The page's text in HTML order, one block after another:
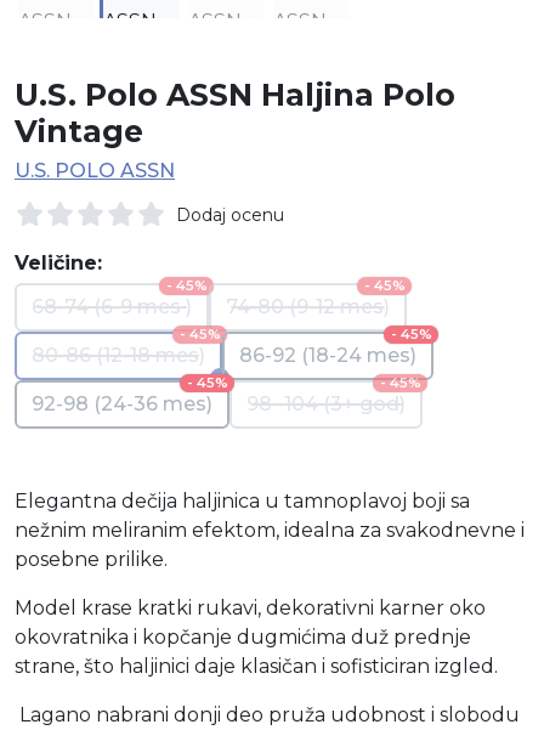
U.S. Polo ASSN Haljina Polo
Vintage
U.S. POLO ASSN
Dodaj ocenu
Veličine:
- 45%
68-74 (6-9 mes )
- 45%
74-80 (9-12 mes)
- 45%
80-86 (12-18 mes)
- 45%
86-92 (18-24 mes)
- 45%
92-98 (24-36 mes)
- 45%
98 -104 (3+ god)
Elegantna dečija haljinica u tamnoplavoj boji sa
nežnim meliranim efektom, idealna za svakodnevne i
posebne prilike.
Model krase kratki rukavi, dekorativni karner oko
okovratnika i kopčanje dugmićima duž prednje
strane, što haljinici daje klasičan i sofisticiran izgled.
Lagano nabrani donji deo pruža udobnost i slobodu